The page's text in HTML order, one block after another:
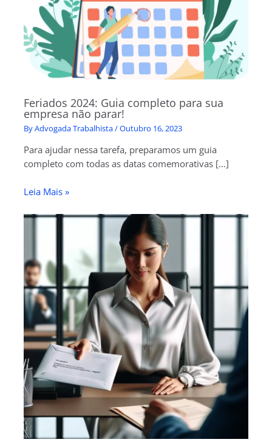
Feriados 2024: Guia completo para sua
empresa não parar!
ByAdvogada Trabalhista/Outubro 16, 2023
Para ajudar nessa tarefa, preparamos um guia
completo com todas as datas comemorativas […]
Leia Mais »